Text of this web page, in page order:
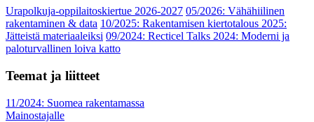
Urapolkuja-oppilaitoskiertue 2026-2027 05/2026: Vähähiilinen
rakentaminen & data 10/2025: Rakentamisen kiertotalous 2025:
Jätteistä materiaaleiksi 09/2024: Recticel Talks 2024: Moderni ja
paloturvallinen loiva katto
Teemat ja liitteet
11/2024: Suomea rakentamassa
Mainostajalle